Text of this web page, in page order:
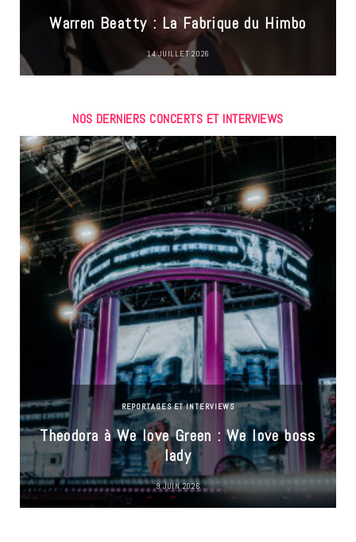
Warren Beatty : La Fabrique du Himbo
14 JUILLET 2026
NOS DERNIERS CONCERTS ET INTERVIEWS
REPORTAGES ET INTERVIEWS
Theodora à We love Green : We love boss
lady
9 JUIN 2026